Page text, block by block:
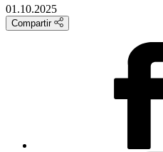
01.10.2025
Compartir